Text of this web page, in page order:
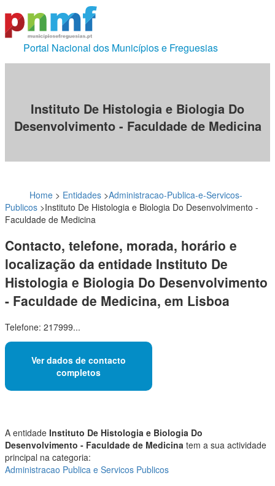
Portal Nacional dos Municípios e Freguesias
Instituto De Histologia e Biologia Do
Desenvolvimento - Faculdade de Medicina
Home > Entidades >Administracao-Publica-e-Servicos-
Publicos >Instituto De Histologia e Biologia Do Desenvolvimento -
Faculdade de Medicina
Contacto, telefone, morada, horário e
localização da entidade Instituto De
Histologia e Biologia Do Desenvolvimento
- Faculdade de Medicina, em Lisboa
Telefone: 217999...
Ver dados de contacto
completos
A entidade Instituto De Histologia e Biologia Do
Desenvolvimento - Faculdade de Medicina tem a sua actividade
principal na categoria:
Administracao Publica e Servicos Publicos